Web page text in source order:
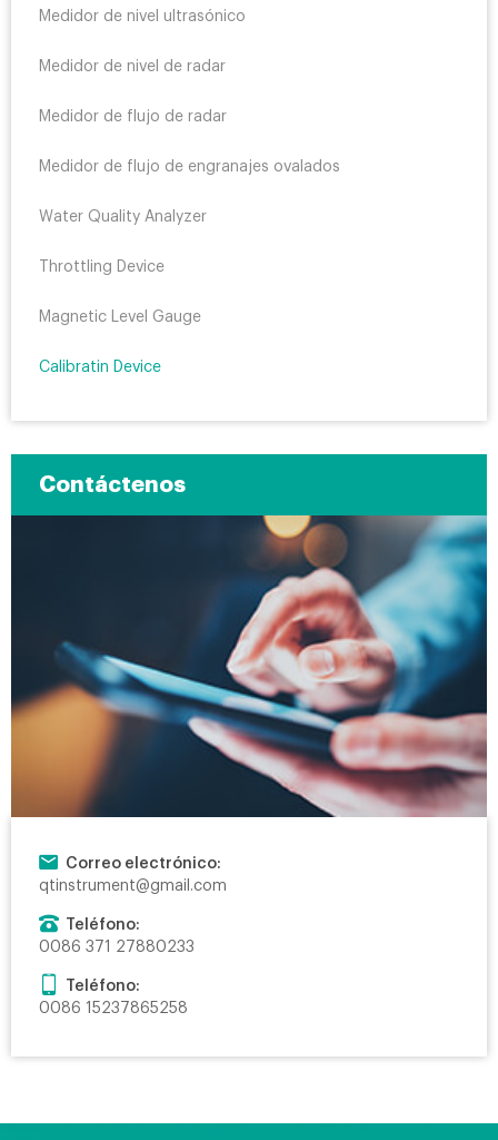
Medidor de nivel ultrasónico
Medidor de nivel de radar
Medidor de flujo de radar
Medidor de flujo de engranajes ovalados
Water Quality Analyzer
Throttling Device
Magnetic Level Gauge
Calibratin Device
Contáctenos
Correo electrónico:
qtinstrument@gmail.com
Teléfono:
0086 371 27880233
Teléfono:
0086 15237865258